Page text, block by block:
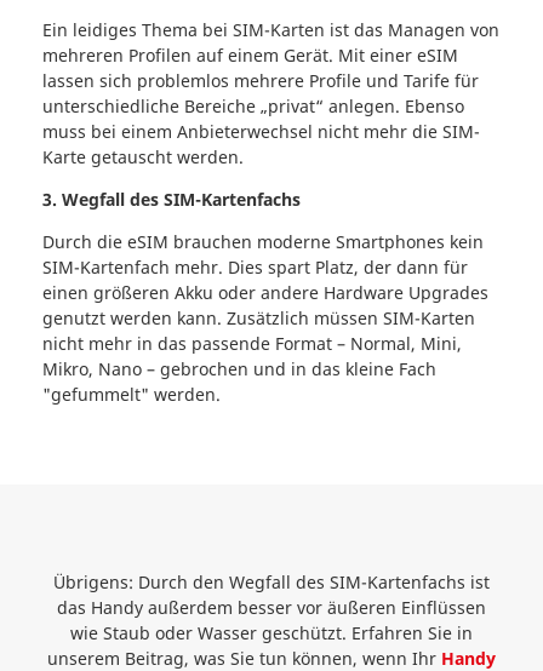
Ein leidiges Thema bei SIM-Karten ist das Managen von
mehreren Profilen auf einem Gerät. Mit einer eSIM
lassen sich problemlos mehrere Profile und Tarife für
unterschiedliche Bereiche „privat“ anlegen. Ebenso
muss bei einem Anbieterwechsel nicht mehr die SIM-
Karte getauscht werden.
3. Wegfall des SIM-Kartenfachs
Durch die eSIM brauchen moderne Smartphones kein
SIM-Kartenfach mehr. Dies spart Platz, der dann für
einen größeren Akku oder andere Hardware Upgrades
genutzt werden kann. Zusätzlich müssen SIM-Karten
nicht mehr in das passende Format – Normal, Mini,
Mikro, Nano – gebrochen und in das kleine Fach
"gefummelt" werden.
Übrigens: Durch den Wegfall des SIM-Kartenfachs ist
das Handy außerdem besser vor äußeren Einflüssen
wie Staub oder Wasser geschützt. Erfahren Sie in
unserem Beitrag, was Sie tun können, wenn Ihr Handy